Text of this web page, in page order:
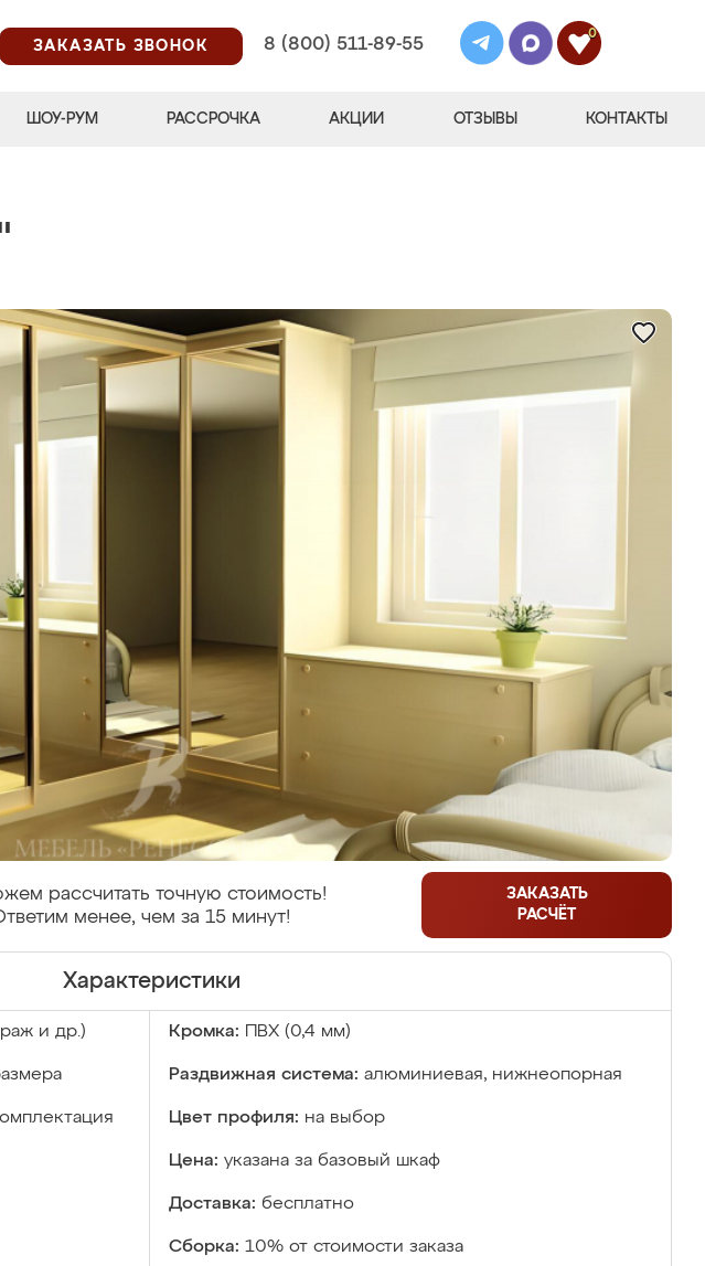
ЗАКАЗАТЬ ЗВОНОК
8 (800) 511-89-55
0
ШОУ-РУМ РАССРОЧКА АКЦИИ ОТЗЫВЫ КОНТАКТЫ
рассчитать точную стоимость!
менее, чем за 15 минут!
ЗАКАЗАТЬ
РАСЧЁТ
Характеристики
и др.) Кромка: ПВХ (0,4 мм)
Раздвижная система: алюминиевая, нижнеопорная
Цвет профиля: на выбор
Цена: указана за базовый шкаф
Доставка: бесплатно
Сборка: 10% от стоимости заказа